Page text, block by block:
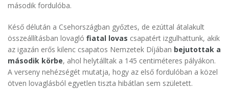
második fordulóba.
Késő délután a Csehországban győztes, de ezúttal átalakult
összeállításban lovagló fiatal lovas csapatért izgulhattunk, akik
az igazán erős kilenc csapatos Nemzetek Díjában bejutottak a
második körbe, ahol helytálltak a 145 centiméteres pályákon.
A verseny nehézségét mutatja, hogy az első fordulóban a közel
ötven lovaglásból egyetlen tiszta hibátlan sem született.